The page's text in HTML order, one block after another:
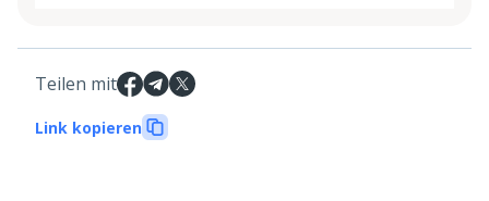
Teilen mit
Link kopieren